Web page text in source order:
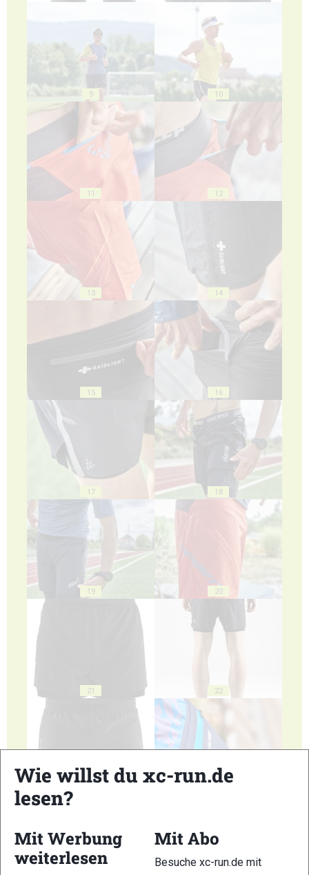
9 10
11 12
13 14
15 16
17 18
19 20
21 22
Wie willst du xc-run.de
lesen?
Mit Werbung
weiterlesen
Mit Abo
Besuche xc-run.de mit